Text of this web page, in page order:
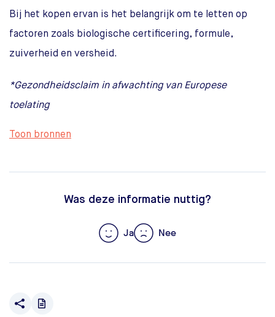
Bij het kopen ervan is het belangrijk om te letten op
factoren zoals biologische certificering, formule,
zuiverheid en versheid.
*Gezondheidsclaim in afwachting van Europese
toelating
Toon bronnen
Was deze informatie nuttig?
Ja Nee